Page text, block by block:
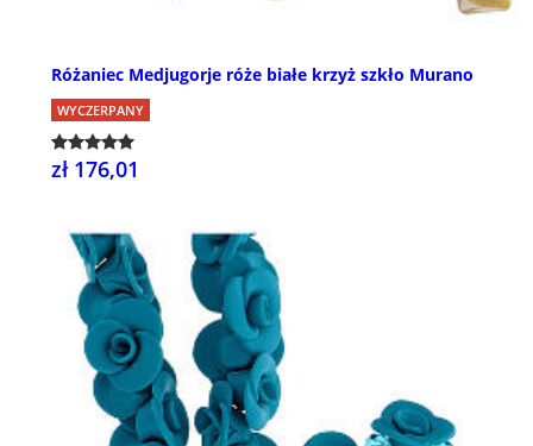
Różaniec Medjugorje róże białe krzyż szkło Murano
WYCZERPANY
zł 176,01